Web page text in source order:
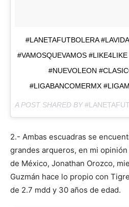
#LANETAFUTBOLERA
#VAMOSQUEVAMOS
#NUEVOLEON
#LIGABANCOMERMX
A POST SHARED BY
2.- Ambas escuadras se
grandes arqueros, en mi
de México, Jonathan Orozco,
Guzmán hace lo propio con
de 2.7 mdd y 30 años de edad.